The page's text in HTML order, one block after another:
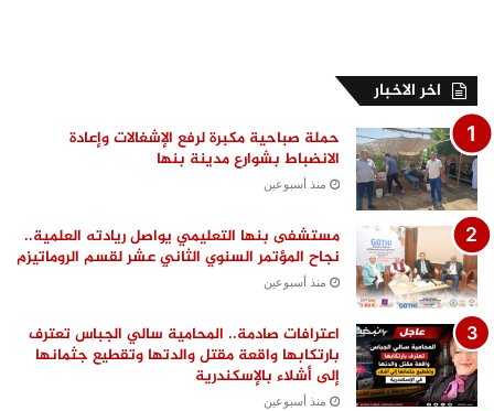
اخر الاخبار
حملة صباحية مكبرة لرفع الإشغالات وإعادة
الانضباط بشوارع مدينة بنها
منذ أسبوعين
مستشفى بنها التعليمي يواصل ريادته العلمية..
نجاح المؤتمر السنوي الثاني عشر لقسم الروماتيزم
منذ أسبوعين
اعترافات صادمة.. المحامية سالي الجباس تعترف
بارتكابها واقعة مقتل والدتها وتقطيع جثمانها
إلى أشلاء بالإسكندرية
منذ أسبوعين